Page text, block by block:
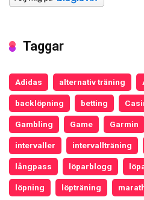
Taggar
Adidas alternativ träning
backlöpning betting
Gambling Game Garmin
intervaller intervallträning
långpass löparblogg
löpning löpträning